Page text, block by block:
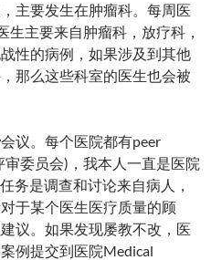
主要发生在肿瘤科。每周医
生主要来自肿瘤科，放疗科，
性的病例，如果涉及到其他
那么这些科室的医生也会被
议。每个医院都有peer
审委员会)，我本人一直是医院
务是调查和讨论来自病人，
于某个医生医疗质量的顾
议。如果发现屡教不改，医
例提交到医院Medical